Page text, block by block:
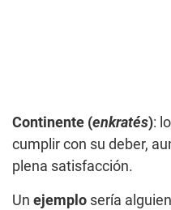
Continente (enkratés):
cumplir con su deber,
plena satisfacción.
Un ejemplo sería